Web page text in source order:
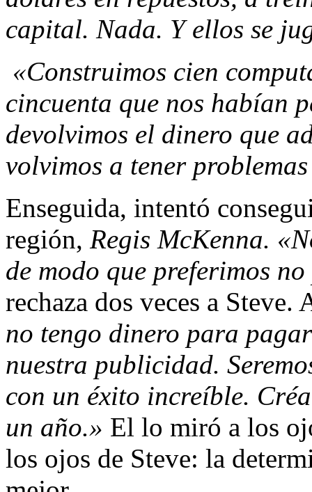
capital. Nada. Y ellos se
«Construimos cien
cincuenta que nos habían
devolvimos el dinero que
volvi­mos a tener
Enseguida, intentó
región, Regis McKenna.
de modo que preferimos
rechaza dos veces a
no tengo di­nero para
nuestra publicidad.
con un éxito increíble.
un año.» El lo miró a los
los ojos de Steve: la